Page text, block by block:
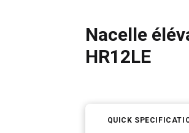
Nacelle
HR12LE
QUICK